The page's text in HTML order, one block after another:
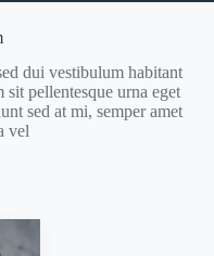
dui vestibulum habitant
sit pellentesque urna eget
sed at mi, semper amet
vel